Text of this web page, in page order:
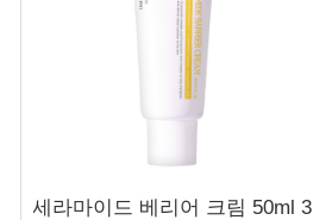
세라마이드 베리어 크림 50ml 3